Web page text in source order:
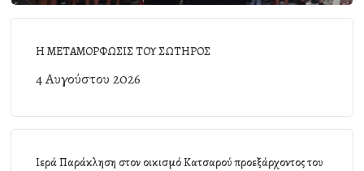
Η ΜΕΤΑΜΟΡΦΩΣΙΣ ΤΟΥ ΣΩΤΗΡΟΣ
4 Αυγούστου 2026
Ιερά Παράκληση στον οικισμό Κατσαρού προεξάρχοντος του